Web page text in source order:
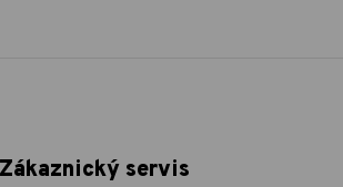
Zákaznický servis